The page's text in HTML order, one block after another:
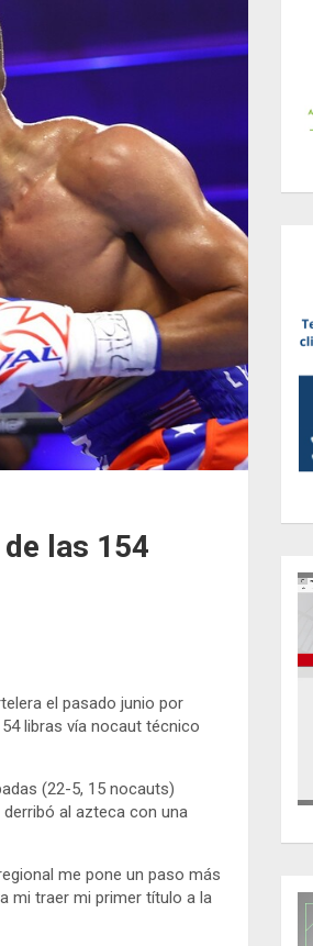
las 154
el pasado junio por
libras vía nocaut técnico
(22-5, 15 nocauts)
al azteca con una
me pone un paso más
mi traer mi primer título a la